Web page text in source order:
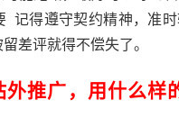
记得遵守契约精神，准
差评就得不偿失了。
外推广，用什么样